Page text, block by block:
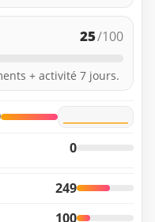
25/100
+ activité 7 jours.
0
249
100